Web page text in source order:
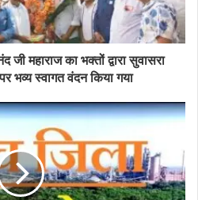
जी महाराज का भक्तों द्वारा सुवासरा
पर भव्य स्वागत वंदन किया गया